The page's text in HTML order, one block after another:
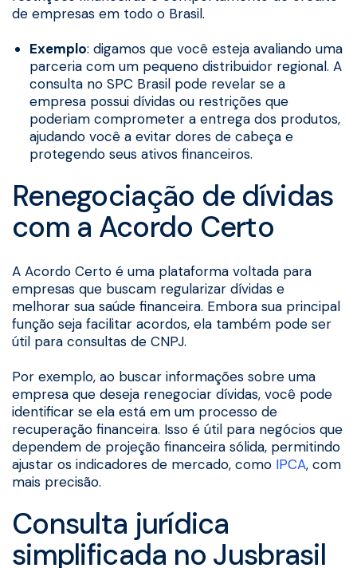
de empresas em todo o Brasil.
Exemplo: digamos que você esteja avaliando uma
parceria com um pequeno distribuidor regional. A
consulta no SPC Brasil pode revelar se a
empresa possui dívidas ou restrições que
poderiam comprometer a entrega dos produtos,
ajudando você a evitar dores de cabeça e
protegendo seus ativos financeiros.
Renegociação de dívidas
com a Acordo Certo
A Acordo Certo é uma plataforma voltada para
empresas que buscam regularizar dívidas e
melhorar sua saúde financeira. Embora sua principal
função seja facilitar acordos, ela também pode ser
útil para consultas de CNPJ.
Por exemplo, ao buscar informações sobre uma
empresa que deseja renegociar dívidas, você pode
identificar se ela está em um processo de
recuperação financeira. Isso é útil para negócios que
dependem de projeção financeira sólida, permitindo
ajustar os indicadores de mercado, como IPCA, com
mais precisão.
Consulta jurídica
simplificada no Jusbrasil